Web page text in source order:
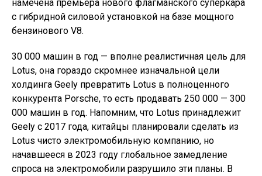
намечена премьера нового флагманского суперкара
с гибридной силовой установкой на базе мощного
бензинового V8.
30 000 машин в год — вполне реалистичная цель для
Lotus, она гораздо скромнее изначальной цели
холдинга Geely превратить Lotus в полноценного
конкурента Porsche, то есть продавать 250 000 — 300
000 машин в год. Напомним, что Lotus принадлежит
Geely с 2017 года, китайцы планировали сделать из
Lotus чисто электромобильную компанию, но
начавшееся в 2023 году глобальное замедление
спроса на электромобили разрушило эти планы. В